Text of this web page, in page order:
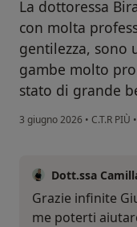
La dottoressa
con molta
gentilezza, sono
gambe molto
stato di grande
3 giugno 2026 • C.T.R PIÙ •
Dott.ssa
Grazie infinite
me poterti